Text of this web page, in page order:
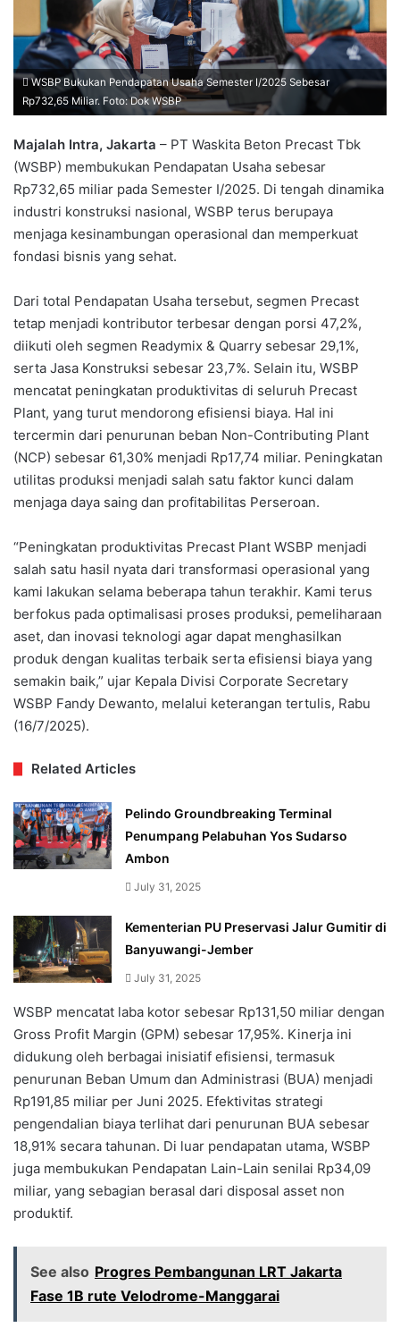
WSBP Bukukan Pendapatan Usaha Semester I/2025 Sebesar
Rp732,65 Miliar. Foto: Dok WSBP
Majalah Intra, Jakarta – PT Waskita Beton Precast Tbk
(WSBP) membukukan Pendapatan Usaha sebesar
Rp732,65 miliar pada Semester I/2025. Di tengah dinamika
industri konstruksi nasional, WSBP terus berupaya
menjaga kesinambungan operasional dan memperkuat
fondasi bisnis yang sehat.
Dari total Pendapatan Usaha tersebut, segmen Precast
tetap menjadi kontributor terbesar dengan porsi 47,2%,
diikuti oleh segmen Readymix & Quarry sebesar 29,1%,
serta Jasa Konstruksi sebesar 23,7%. Selain itu, WSBP
mencatat peningkatan produktivitas di seluruh Precast
Plant, yang turut mendorong efisiensi biaya. Hal ini
tercermin dari penurunan beban Non-Contributing Plant
(NCP) sebesar 61,30% menjadi Rp17,74 miliar. Peningkatan
utilitas produksi menjadi salah satu faktor kunci dalam
menjaga daya saing dan profitabilitas Perseroan.
“Peningkatan produktivitas Precast Plant WSBP menjadi
salah satu hasil nyata dari transformasi operasional yang
kami lakukan selama beberapa tahun terakhir. Kami terus
berfokus pada optimalisasi proses produksi, pemeliharaan
aset, dan inovasi teknologi agar dapat menghasilkan
produk dengan kualitas terbaik serta efisiensi biaya yang
semakin baik,” ujar Kepala Divisi Corporate Secretary
WSBP Fandy Dewanto, melalui keterangan tertulis, Rabu
(16/7/2025).
Related Articles
Pelindo Groundbreaking Terminal
Penumpang Pelabuhan Yos Sudarso
Ambon
July 31, 2025
Kementerian PU Preservasi Jalur Gumitir di
Banyuwangi-Jember
July 31, 2025
WSBP mencatat laba kotor sebesar Rp131,50 miliar dengan
Gross Profit Margin (GPM) sebesar 17,95%. Kinerja ini
didukung oleh berbagai inisiatif efisiensi, termasuk
penurunan Beban Umum dan Administrasi (BUA) menjadi
Rp191,85 miliar per Juni 2025. Efektivitas strategi
pengendalian biaya terlihat dari penurunan BUA sebesar
18,91% secara tahunan. Di luar pendapatan utama, WSBP
juga membukukan Pendapatan Lain-Lain senilai Rp34,09
miliar, yang sebagian berasal dari disposal asset non
produktif.
See also Progres Pembangunan LRT Jakarta
Fase 1B rute Velodrome-Manggarai